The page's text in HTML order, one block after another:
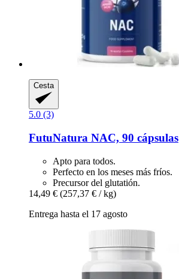
Cesta
5.0 (3)
FutuNatura NAC, 90 cápsulas
Apto para todos.
Perfecto en los meses más fríos.
Precursor del glutatión.
14,49 € (257,37 € / kg)
Entrega hasta el 17 agosto